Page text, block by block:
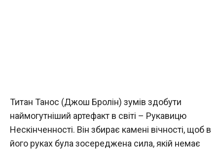
Титан Танос (Джош Бролін) зумів здобути
наймогутніший артефакт в світі – Рукавицю
Нескінченності. Він збирає камені вічності, щоб в
його руках була зосереджена сила, якій немає